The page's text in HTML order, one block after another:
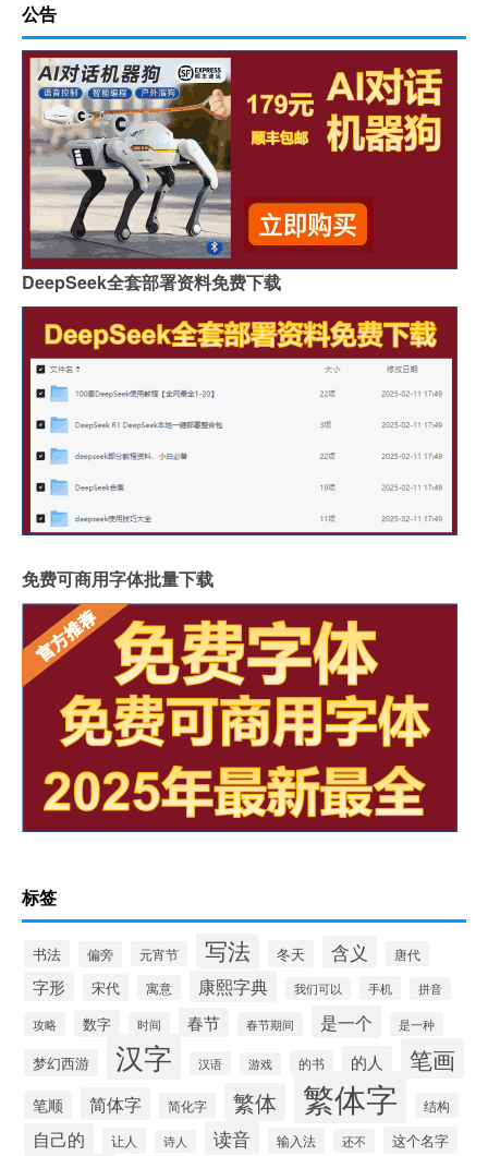
公告
DeepSeek全套部署资料免费下载
免费可商用字体批量下载
标签
书法 偏旁 元宵节 写法 冬天 含义 唐代
字形 宋代 寓意 康熙字典 我们可以 手机 拼音
攻略 数字 时间 春节 春节期间 是一个 是一种
梦幻西游 汉字 汉语 游戏 的书 的人 笔画
笔顺 简体字 简化字 繁体 繁体字 结构
自己的 让人 诗人 读音 输入法 还不 这个名字